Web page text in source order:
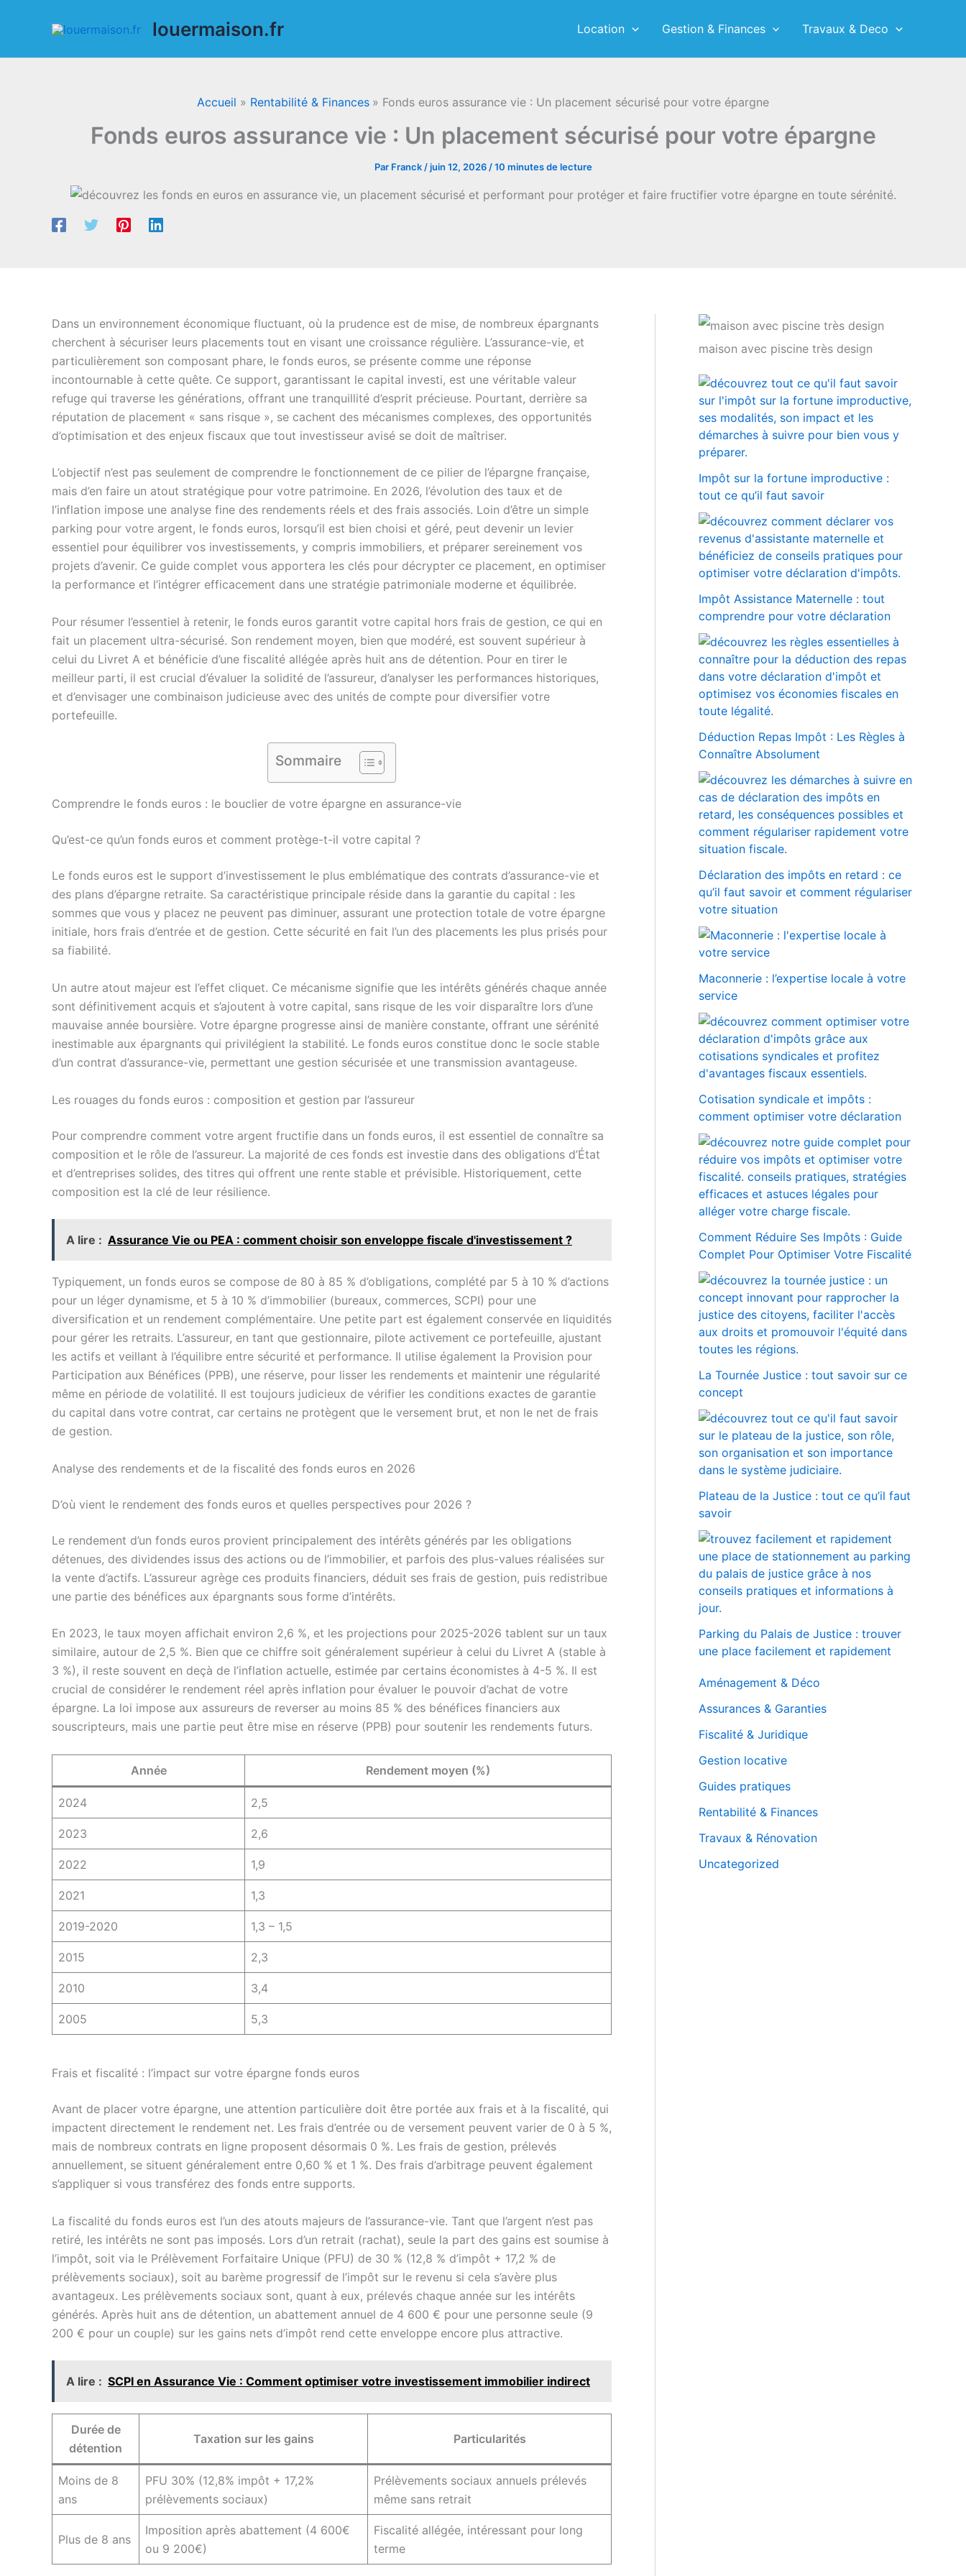
louermaison.fr Location Gestion & Finances Travaux & Deco
Accueil Rentabilité & Finances Fonds euros assurance vie : Un placement sécurisé pour votre épargne
Fonds euros assurance vie : Un placement sécurisé pour votre épargne
Par Franck /juin 12, 2026 /10 minutes de lecture
Dans un environnement économique fluctuant, où la prudence est de mise, de nombreux épargnants
cherchent à sécuriser leurs placements tout en visant une croissance régulière. L’assurance-vie, et
particulièrement son composant phare, le fonds euros, se présente comme une réponse
incontournable à cette quête. Ce support, garantissant le capital investi, est une véritable valeur
refuge qui traverse les générations, offrant une tranquillité d’esprit précieuse. Pourtant, derrière sa
réputation de placement « sans risque », se cachent des mécanismes complexes, des opportunités
d’optimisation et des enjeux fiscaux que tout investisseur avisé se doit de maîtriser.
L’objectif n’est pas seulement de comprendre le fonctionnement de ce pilier de l’épargne française,
mais d’en faire un atout stratégique pour votre patrimoine. En 2026, l’évolution des taux et de
l’inflation impose une analyse fine des rendements réels et des frais associés. Loin d’être un simple
parking pour votre argent, le fonds euros, lorsqu’il est bien choisi et géré, peut devenir un levier
essentiel pour équilibrer vos investissements, y compris immobiliers, et préparer sereinement vos
projets d’avenir. Ce guide complet vous apportera les clés pour décrypter ce placement, en optimiser
la performance et l’intégrer efficacement dans une stratégie patrimoniale moderne et équilibrée.
Pour résumer l’essentiel à retenir, le fonds euros garantit votre capital hors frais de gestion, ce qui en
fait un placement ultra-sécurisé. Son rendement moyen, bien que modéré, est souvent supérieur à
celui du Livret A et bénéficie d’une fiscalité allégée après huit ans de détention. Pour en tirer le
meilleur parti, il est crucial d’évaluer la solidité de l’assureur, d’analyser les performances historiques,
et d’envisager une combinaison judicieuse avec des unités de compte pour diversifier votre
portefeuille.
Sommaire
Comprendre le fonds euros : le bouclier de votre épargne en assurance-vie
Qu’est-ce qu’un fonds euros et comment protège-t-il votre capital ?
Le fonds euros est le support d’investissement le plus emblématique des contrats d’assurance-vie et
des plans d’épargne retraite. Sa caractéristique principale réside dans la garantie du capital : les
sommes que vous y placez ne peuvent pas diminuer, assurant une protection totale de votre épargne
initiale, hors frais d’entrée et de gestion. Cette sécurité en fait l’un des placements les plus prisés pour
sa fiabilité.
Un autre atout majeur est l’effet cliquet. Ce mécanisme signifie que les intérêts générés chaque année
sont définitivement acquis et s’ajoutent à votre capital, sans risque de les voir disparaître lors d’une
mauvaise année boursière. Votre épargne progresse ainsi de manière constante, offrant une sérénité
inestimable aux épargnants qui privilégient la stabilité. Le fonds euros constitue donc le socle stable
d’un contrat d’assurance-vie, permettant une gestion sécurisée et une transmission avantageuse.
Les rouages du fonds euros : composition et gestion par l’assureur
Pour comprendre comment votre argent fructifie dans un fonds euros, il est essentiel de connaître sa
composition et le rôle de l’assureur. La majorité de ces fonds est investie dans des obligations d’État
et d’entreprises solides, des titres qui offrent une rente stable et prévisible. Historiquement, cette
composition est la clé de leur résilience.
A lire : Assurance Vie ou PEA : comment choisir son enveloppe fiscale d'investissement ?
Typiquement, un fonds euros se compose de 80 à 85 % d’obligations, complété par 5 à 10 % d’actions
pour un léger dynamisme, et 5 à 10 % d’immobilier (bureaux, commerces, SCPI) pour une
diversification et un rendement complémentaire. Une petite part est également conservée en liquidités
pour gérer les retraits. L’assureur, en tant que gestionnaire, pilote activement ce portefeuille, ajustant
les actifs et veillant à l’équilibre entre sécurité et performance. Il utilise également la Provision pour
Participation aux Bénéfices (PPB), une réserve, pour lisser les rendements et maintenir une régularité
même en période de volatilité. Il est toujours judicieux de vérifier les conditions exactes de garantie
du capital dans votre contrat, car certains ne protègent que le versement brut, et non le net de frais
de gestion.
Analyse des rendements et de la fiscalité des fonds euros en 2026
D’où vient le rendement des fonds euros et quelles perspectives pour 2026 ?
Le rendement d’un fonds euros provient principalement des intérêts générés par les obligations
détenues, des dividendes issus des actions ou de l’immobilier, et parfois des plus-values réalisées sur
la vente d’actifs. L’assureur agrège ces produits financiers, déduit ses frais de gestion, puis redistribue
une partie des bénéfices aux épargnants sous forme d’intérêts.
En 2023, le taux moyen affichait environ 2,6 %, et les projections pour 2025-2026 tablent sur un taux
similaire, autour de 2,5 %. Bien que ce chiffre soit généralement supérieur à celui du Livret A (stable à
3 %), il reste souvent en deçà de l’inflation actuelle, estimée par certains économistes à 4-5 %. Il est
crucial de considérer le rendement réel après inflation pour évaluer le pouvoir d’achat de votre
épargne. La loi impose aux assureurs de reverser au moins 85 % des bénéfices financiers aux
souscripteurs, mais une partie peut être mise en réserve (PPB) pour soutenir les rendements futurs.
Année Rendement moyen (%)
2024 2,5
2023 2,6
2022 1,9
2021 1,3
2019-2020 1,3 – 1,5
2015 2,3
2010 3,4
2005 5,3
Frais et fiscalité : l’impact sur votre épargne fonds euros
Avant de placer votre épargne, une attention particulière doit être portée aux frais et à la fiscalité, qui
impactent directement le rendement net. Les frais d’entrée ou de versement peuvent varier de 0 à 5 %,
mais de nombreux contrats en ligne proposent désormais 0 %. Les frais de gestion, prélevés
annuellement, se situent généralement entre 0,60 % et 1 %. Des frais d’arbitrage peuvent également
s’appliquer si vous transférez des fonds entre supports.
La fiscalité du fonds euros est l’un des atouts majeurs de l’assurance-vie. Tant que l’argent n’est pas
retiré, les intérêts ne sont pas imposés. Lors d’un retrait (rachat), seule la part des gains est soumise à
l’impôt, soit via le Prélèvement Forfaitaire Unique (PFU) de 30 % (12,8 % d’impôt + 17,2 % de
prélèvements sociaux), soit au barème progressif de l’impôt sur le revenu si cela s’avère plus
avantageux. Les prélèvements sociaux sont, quant à eux, prélevés chaque année sur les intérêts
générés. Après huit ans de détention, un abattement annuel de 4 600 € pour une personne seule (9
200 € pour un couple) sur les gains nets d’impôt rend cette enveloppe encore plus attractive.
A lire : SCPI en Assurance Vie : Comment optimiser votre investissement immobilier indirect
Durée de
détention
Taxation sur les gains Particularités
Moins de 8
ans
PFU 30% (12,8% impôt + 17,2%
prélèvements sociaux)
Prélèvements sociaux annuels prélevés
même sans retrait
Plus de 8 ans
Imposition après abattement (4 600€
ou 9 200€)
Fiscalité allégée, intéressant pour long
terme
maison avec piscine très design
Impôt sur la fortune improductive :
tout ce qu’il faut savoir
Impôt Assistance Maternelle : tout
comprendre pour votre déclaration
Déduction Repas Impôt : Les Règles à
Connaître Absolument
Déclaration des impôts en retard : ce
qu’il faut savoir et comment régulariser
votre situation
Maconnerie : l’expertise locale à votre
service
Cotisation syndicale et impôts :
comment optimiser votre déclaration
Comment Réduire Ses Impôts : Guide
Complet Pour Optimiser Votre Fiscalité
La Tournée Justice : tout savoir sur ce
concept
Plateau de la Justice : tout ce qu’il faut
savoir
Parking du Palais de Justice : trouver
une place facilement et rapidement
Aménagement & Déco
Assurances & Garanties
Fiscalité & Juridique
Gestion locative
Guides pratiques
Rentabilité & Finances
Travaux & Rénovation
Uncategorized